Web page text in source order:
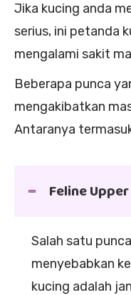
Jika kucing anda
serius, ini petanda
mengalami sakit
Beberapa punca
mengakibatkan
Antaranya
Feline
Salah satu
menyebabkan
kucing adalah